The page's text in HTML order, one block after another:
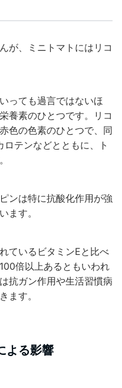
が、ミニトマトにはリコ
っても過言ではないほ
養素のひとつです。リコ
色の色素のひとつで、同
テンなどとともに、ト
ンは特に抗酸化作用が強
ます。
ているビタミンEと比べ
倍以上あるともいわれ
抗ガン作用や生活習慣病
ます。
よる影響